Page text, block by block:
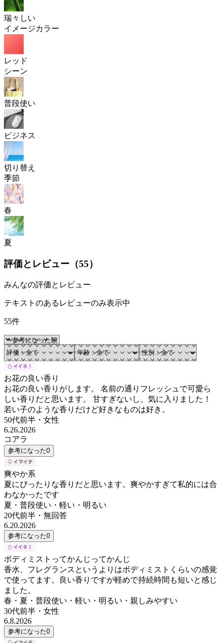
瑞々しい
イメージカラー
レッド
シーン
普段使い
ビジネス
切り替え
季節
春
夏
評価とレビュー（55）
みんなの評価とレビュー
テキストのあるレビューのみ表示中
55件
お花の良い香り
お花の良い香りがします。 名前の通りフレッシュで可愛ら
しい香りだと思います。 甘すぎないし、気に入りました！
若い子のような香りだけど好きなものは好き。
50代前半 ・ 女性
6.26.2026
コアラ
参考になった0
爽やか系
夏にぴったりな香りだと思います。爽やかすぎて私的には合
わなかったです
夏・普段使い・軽い・明るい
20代前半 ・ 無回答
6.20.2026
参考になった0
ボディミストってかんじってかんじ
香水、フレグランスというよりはボディミストくらいの感覚
で使ってます。良い香りですが軽めで持続時間も短いと感じ
ました。
春・夏・普段使い・軽い・明るい・親しみやすい
30代前半 ・ 女性
6.8.2026
参考になった0